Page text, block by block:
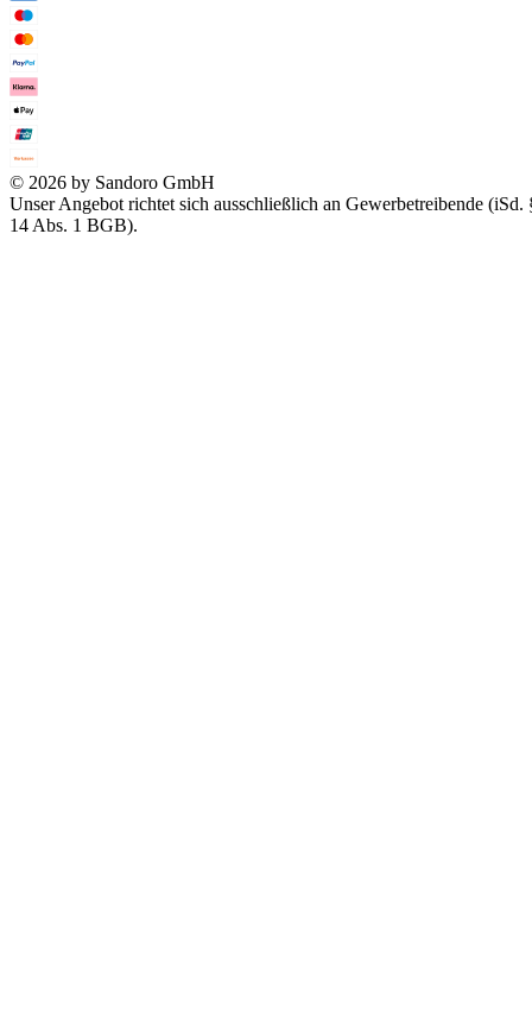
© 2026 by Sandoro GmbH
Unser Angebot richtet sich ausschließlich an Gewerbetreibende (iSd.
14 Abs. 1 BGB).